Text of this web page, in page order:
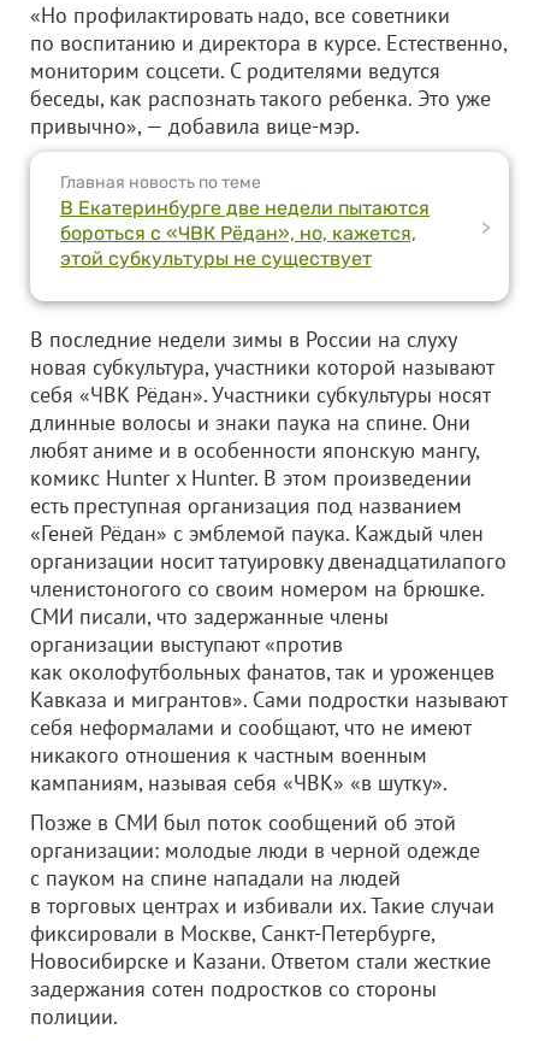
«Но профилактировать надо, все советники
по воспитанию и директора в курсе. Естественно,
мониторим соцсети. С родителями ведутся
беседы, как распознать такого ребенка. Это уже
привычно», — добавила вице-мэр.
Главная новость по теме
В Екатеринбурге две недели пытаются
бороться с «ЧВК Рёдан», но, кажется,
этой субкультуры не существует
>
В последние недели зимы в России на слуху
новая субкультура, участники которой называют
себя «ЧВК Рёдан». Участники субкультуры носят
длинные волосы и знаки паука на спине. Они
любят аниме и в особенности японскую мангу,
комикс Hunter x Hunter. В этом произведении
есть преступная организация под названием
«Геней Рёдан» с эмблемой паука. Каждый член
организации носит татуировку двенадцатилапого
членистоногого со своим номером на брюшке.
СМИ писали, что задержанные члены
организации выступают «против
как околофутбольных фанатов, так и уроженцев
Кавказа и мигрантов». Сами подростки называют
себя неформалами и сообщают, что не имеют
никакого отношения к частным военным
кампаниям, называя себя «ЧВК» «в шутку».
Позже в СМИ был поток сообщений об этой
организации: молодые люди в черной одежде
с пауком на спине нападали на людей
в торговых центрах и избивали их. Такие случаи
фиксировали в Москве, Санкт-Петербурге,
Новосибирске и Казани. Ответом стали жесткие
задержания сотен подростков со стороны
полиции.